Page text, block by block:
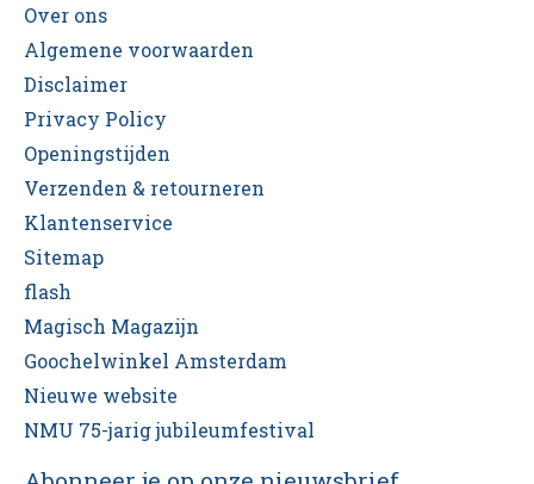
Over ons
Algemene voorwaarden
Disclaimer
Privacy Policy
Openingstijden
Verzenden & retourneren
Klantenservice
Sitemap
flash
Magisch Magazijn
Goochelwinkel Amsterdam
Nieuwe website
NMU 75-jarig jubileumfestival